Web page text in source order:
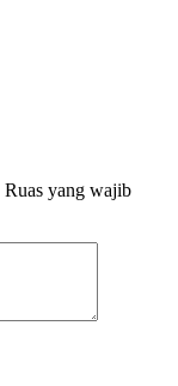
Ruas yang wajib